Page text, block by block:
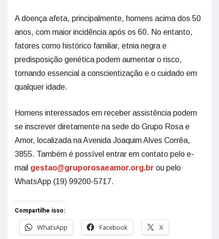
A doença afeta, principalmente, homens acima dos 50
anos, com maior incidência após os 60. No entanto,
fatores como histórico familiar, etnia negra e
predisposição genética podem aumentar o risco,
tornando essencial a conscientização e o cuidado em
qualquer idade.
Homens interessados em receber assistência podem
se inscrever diretamente na sede do Grupo Rosa e
Amor, localizada na Avenida Joaquim Alves Corrêa,
3855. Também é possível entrar em contato pelo e-
mail gestao@gruporosaeamor.org.br ou pelo
WhatsApp (19) 99200-5717.
Compartilhe isso:
WhatsApp
Facebook X